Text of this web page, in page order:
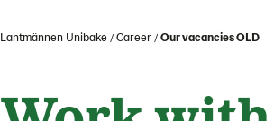
Lantmännen Unibake Career Our vacancies OLD